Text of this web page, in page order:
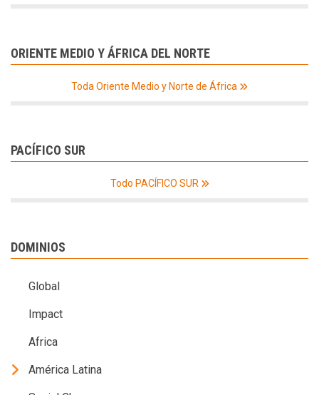
ORIENTE MEDIO Y ÁFRICA DEL NORTE
Toda Oriente Medio y Norte de África
PACÍFICO SUR
Todo PACÍFICO SUR
DOMINIOS
Global
Impact
Africa
América Latina